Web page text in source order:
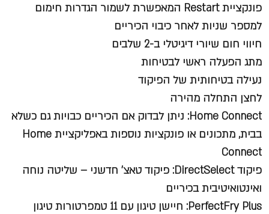
פונקציית Restart המאפשרת לשמור הגדרות חימום
למספר שניות לאחר כיבוי הכיריים
חיווי חום שיורי דיגיטלי ב-2 שלבים
מתג הפעלה ראשי לבטיחות
נעילה בטיחותית של הפיקוד
לחצן התחלה מהירה
Home Connect: ניתן לבדוק אם הכיריים כבויות גם כשלא
בבית, מתכונים או פונקציות נוספות באפליקציית Home
Connect
פיקוד DirectSelect:
פיקוד טאצ' חדשני – שליטה נוחה
ואינטואיטיבית בכיריים
PerfectFry Plus:
חיישן טיגון עם 11 טמפרטורות טיגון